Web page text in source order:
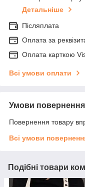
Детальніше
Післяплата
Оплата за
Оплата карткою
Всі умови оплати
Умови повернення
Повернення товару
Всі умови
Подібні товари